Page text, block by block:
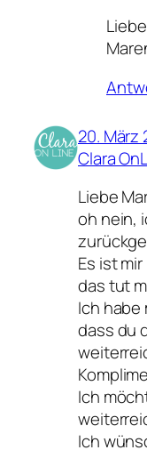
20. März
Clara
Liebe
oh nein,
Es ist
das tut
Ich habe
dass du
Ich
Ich